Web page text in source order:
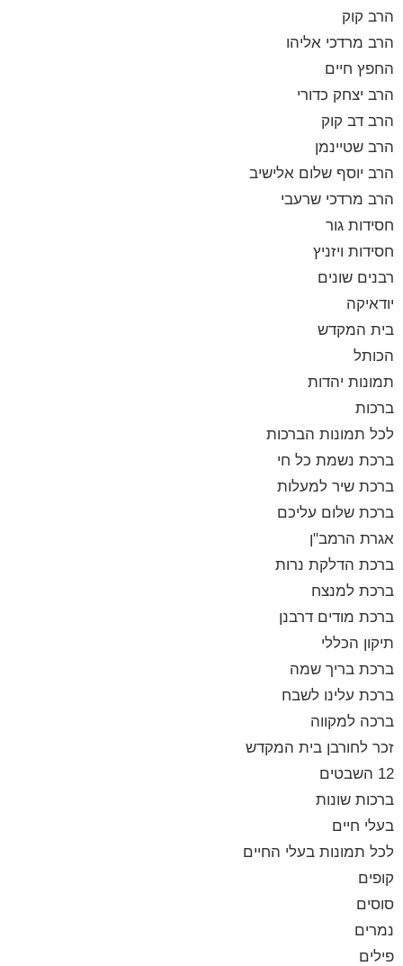
הרב קוק
הרב מרדכי אליהו
החפץ חיים
הרב יצחק כדורי
הרב דב קוק
הרב שטיינמן
הרב יוסף שלום אלישיב
הרב מרדכי שרעבי
חסידות גור
חסידות ויזניץ
רבנים שונים
יודאיקה
בית המקדש
הכותל
תמונות יהדות
ברכות
לכל תמונות הברכות
ברכת נשמת כל חי
ברכת שיר למעלות
ברכת שלום עליכם
אגרת הרמב"ן
ברכת הדלקת נרות
ברכת למנצח
ברכת מודים דרבנן
תיקון הכללי
ברכת בריך שמה
ברכת עלינו לשבח
ברכה למקווה
זכר לחורבן בית המקדש
12 השבטים
ברכות שונות
בעלי חיים
לכל תמונות בעלי החיים
קופים
סוסים
נמרים
פילים